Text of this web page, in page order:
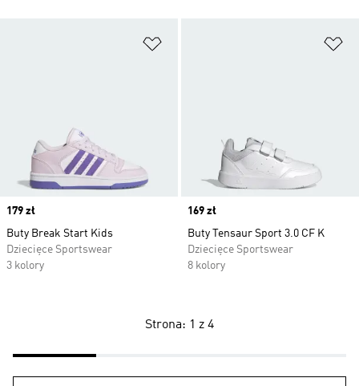
Price
179 zł
Buty Break Start Kids
Dziecięce Sportswear
3 kolory
Price
169 zł
Buty Tensaur Sport 3.0 CF K
Dziecięce Sportswear
8 kolory
Strona: 1 z 4